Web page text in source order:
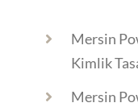
Mersin
Kimlik
Mersin